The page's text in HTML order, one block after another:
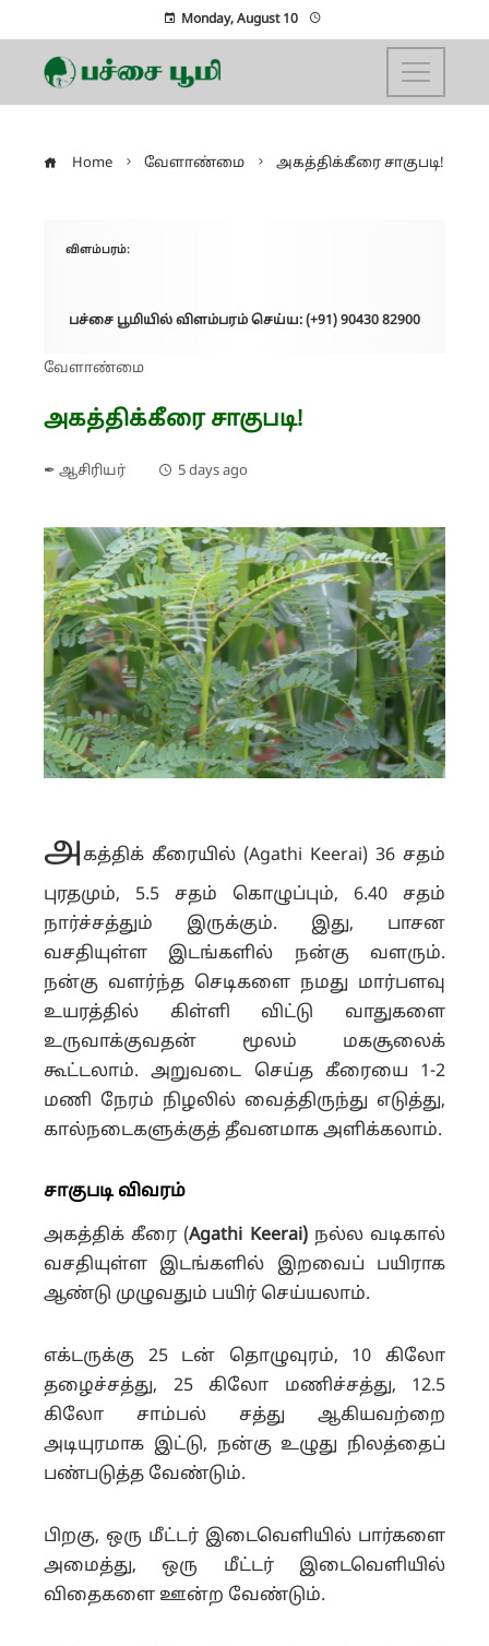
Monday, August 10
Home வேளாண்மை அகத்திக்கீரை சாகுபடி!
விளம்பரம்:
பச்சை பூமியில் விளம்பரம் செய்ய: (+91) 90430 82900
வேளாண்மை
அகத்திக்கீரை சாகுபடி!
✒ ஆசிரியர் 5 days ago
அகத்திக் கீரையில் (Agathi Keerai) 36 சதம்
புரதமும், 5.5 சதம் கொழுப்பும், 6.40 சதம்
நார்ச்சத்தும் இருக்கும். இது, பாசன
வசதியுள்ள இடங்களில் நன்கு வளரும்.
நன்கு வளர்ந்த செடிகளை நமது மார்பளவு
உயரத்தில் கிள்ளி விட்டு வாதுகளை
உருவாக்குவதன் மூலம் மகசூலைக்
கூட்டலாம். அறுவடை செய்த கீரையை 1-2
மணி நேரம் நிழலில் வைத்திருந்து எடுத்து,
கால்நடைகளுக்குத் தீவனமாக அளிக்கலாம்.
சாகுபடி விவரம்
அகத்திக் கீரை (Agathi Keerai) நல்ல வடிகால்
வசதியுள்ள இடங்களில் இறவைப் பயிராக
ஆண்டு முழுவதும் பயிர் செய்யலாம்.
எக்டருக்கு 25 டன் தொழுவுரம், 10 கிலோ
தழைச்சத்து, 25 கிலோ மணிச்சத்து, 12.5
கிலோ சாம்பல் சத்து ஆகியவற்றை
அடியுரமாக இட்டு, நன்கு உழுது நிலத்தைப்
பண்படுத்த வேண்டும்.
பிறகு, ஒரு மீட்டர் இடைவெளியில் பார்களை
அமைத்து, ஒரு மீட்டர் இடைவெளியில்
விதைகளை ஊன்ற வேண்டும்.